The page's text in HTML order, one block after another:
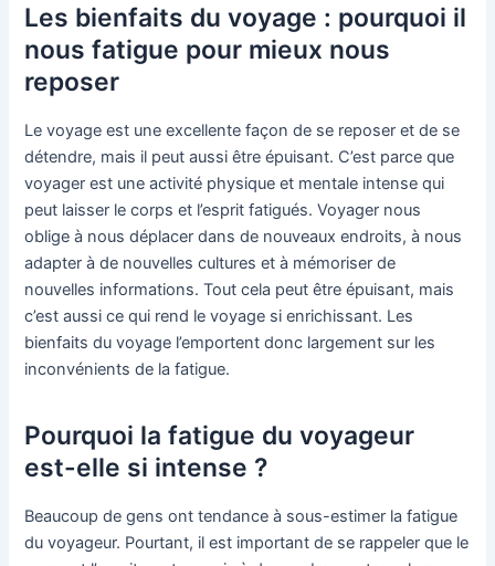
Les bienfaits du voyage : pourquoi il
nous fatigue pour mieux nous
reposer
Le voyage est une excellente façon de se reposer et de se
détendre, mais il peut aussi être épuisant. C’est parce que
voyager est une activité physique et mentale intense qui
peut laisser le corps et l’esprit fatigués. Voyager nous
oblige à nous déplacer dans de nouveaux endroits, à nous
adapter à de nouvelles cultures et à mémoriser de
nouvelles informations. Tout cela peut être épuisant, mais
c’est aussi ce qui rend le voyage si enrichissant. Les
bienfaits du voyage l’emportent donc largement sur les
inconvénients de la fatigue.
Pourquoi la fatigue du voyageur
est-elle si intense ?
Beaucoup de gens ont tendance à sous-estimer la fatigue
du voyageur. Pourtant, il est important de se rappeler que le